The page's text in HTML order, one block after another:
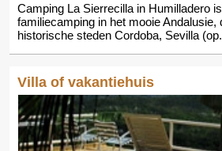
Camping La Sierrecilla in Humilladero
familiecamping in het mooie Andalusie,
historische steden Cordoba, Sevilla
Villa of vakantiehuis